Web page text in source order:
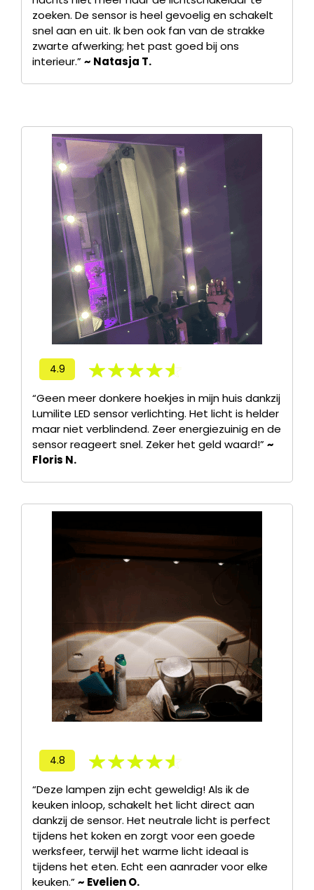
zoeken. De sensor is heel gevoelig en schakelt
snel aan en uit. Ik ben ook fan van de strakke
zwarte afwerking; het past goed bij ons
interieur.”~ Natasja T.
4.9
“Geen meer donkere hoekjes in mijn huis dankzij
Lumilite LED sensor verlichting. Het licht is helder
maar niet verblindend. Zeer energiezuinig en de
sensor reageert snel. Zeker het geld waard!”~
Floris N.
4.8
“Deze lampen zijn echt geweldig! Als ik de
keuken inloop, schakelt het licht direct aan
dankzij de sensor. Het neutrale licht is perfect
tijdens het koken en zorgt voor een goede
werksfeer, terwijl het warme licht ideaal is
tijdens het eten. Echt een aanrader voor elke
keuken.”~ Evelien O.